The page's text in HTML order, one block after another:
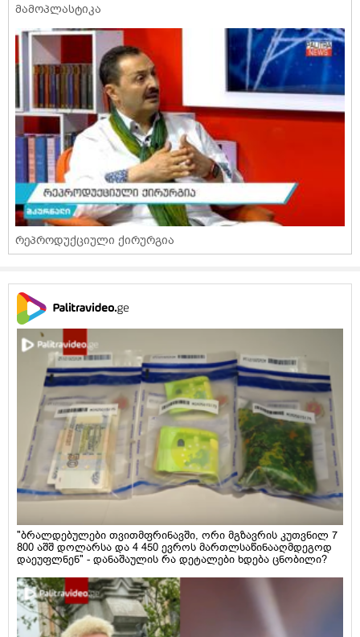
მამოპლასტიკა
რეპროდუქციული ქირურგია
"ბრალდებულები თვითმფრინავში, ორი მგზავრის კუთვნილ 7
800 აშშ დოლარსა და 4 450 ევროს მართლსაწინააღმდეგოდ
დაეუფლნენ" - დანაშაულის რა დეტალები ხდება ცნობილი?